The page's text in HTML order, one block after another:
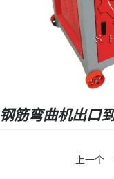
钢筋弯曲机出口
上一个